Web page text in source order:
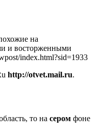
на
и восторженными
index.html?sid=1933
http://otvet.mail.ru.
то на сером фоне